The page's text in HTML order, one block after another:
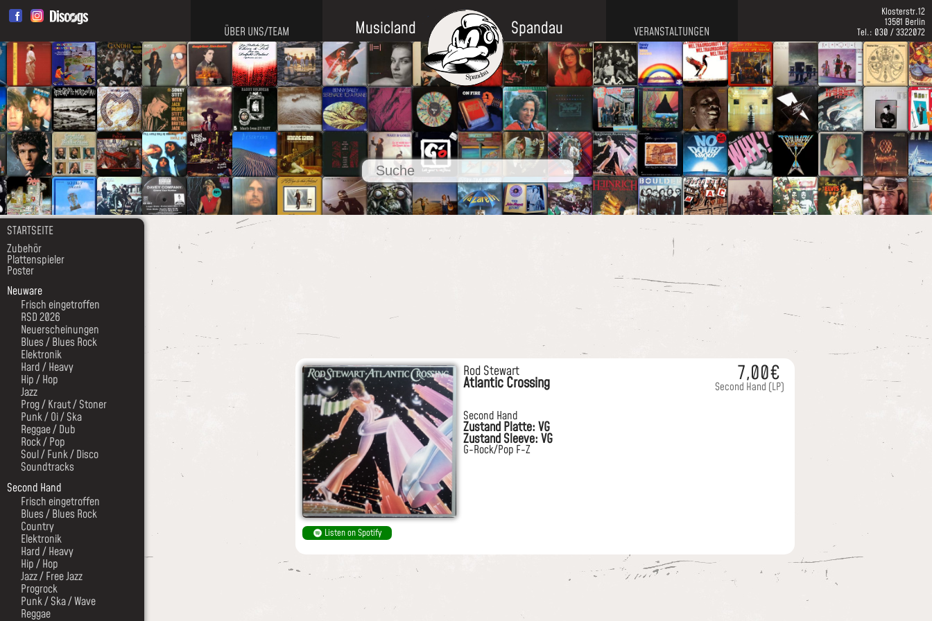
ÜBER UNS/TEAM VERANSTALTUNGEN
Klosterstr.12
13581 Berlin
Tel.: 030 / 3322072
Musicland Spandau
STARTSEITE
Zubehör
Plattenspieler
Poster
Neuware
Frisch eingetroffen
RSD 2026
Neuerscheinungen
Blues / Blues Rock
Elektronik
Hard / Heavy
Hip / Hop
Jazz
Prog / Kraut / Stoner
Punk / Oi / Ska
Reggae / Dub
Rock / Pop
Soul / Funk / Disco
Soundtracks
Second Hand
Frisch eingetroffen
Blues / Blues Rock
Country
Elektronik
Hard / Heavy
Hip / Hop
Jazz / Free Jazz
Progrock
Punk / Ska / Wave
Reggae
Listen on Spotify
Rod Stewart
Atlantic Crossing
Second Hand
Zustand Platte: VG
Zustand Sleeve: VG
G-Rock/Pop F-Z
7,00€
Second Hand (LP)